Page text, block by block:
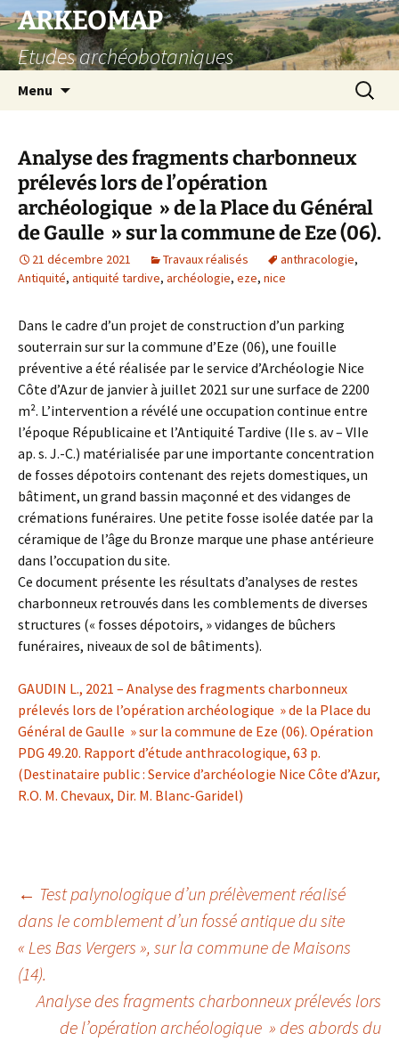
Aller
au
contenu
ARKEOMAP
Etudes archéobotaniques
Menu
Analyse des fragments charbonneux
prélevés lors de l’opération
archéologique » de la Place du Général
de Gaulle » sur la commune de Eze (06).
21 décembre 2021 Travaux réalisés anthracologie,
Antiquité, antiquité tardive, archéologie, eze, nice
Dans le cadre d’un projet de construction d’un parking
souterrain sur sur la commune d’Eze (06), une fouille
préventive a été réalisée par le service d’Archéologie Nice
Côte d’Azur de janvier à juillet 2021 sur une surface de 2200
m². L’intervention a révélé une occupation continue entre
l’époque Républicaine et l’Antiquité Tardive (IIe s. av – VIIe
ap. s. J.-C.) matérialisée par une importante concentration
de fosses dépotoirs contenant des rejets domestiques, un
bâtiment, un grand bassin maçonné et des vidanges de
crémations funéraires. Une petite fosse isolée datée par la
céramique de l’âge du Bronze marque une phase antérieure
dans l’occupation du site.
Ce document présente les résultats d’analyses de restes
charbonneux retrouvés dans les comblements de diverses
structures (« fosses dépotoirs, » vidanges de bûchers
funéraires, niveaux de sol de bâtiments).
GAUDIN L., 2021 – Analyse des fragments charbonneux
prélevés lors de l’opération archéologique » de la Place du
Général de Gaulle » sur la commune de Eze (06). Opération
PDG 49.20. Rapport d’étude anthracologique, 63 p.
(Destinataire public : Service d’archéologie Nice Côte d’Azur,
R.O. M. Chevaux, Dir. M. Blanc-Garidel)
Navigation
des
articles
← Test palynologique d’un prélèvement réalisé
dans le comblement d’un fossé antique du site
« Les Bas Vergers », sur la commune de Maisons
(14).
Analyse des fragments charbonneux prélevés lors
de l’opération archéologique » des abords du